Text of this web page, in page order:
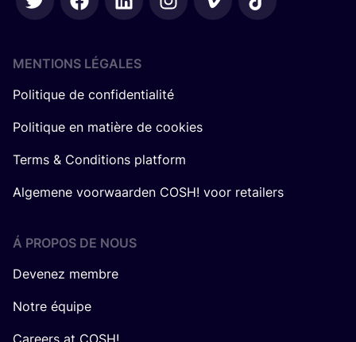
MENTIONS LÉGALES
Politique de confidentialité
Politique en matière de cookies
Terms & Conditions platform
Algemene voorwaarden COSH! voor retailers
Á PROPOS DE NOUS
Devenez membre
Notre équipe
Careers at COSH!